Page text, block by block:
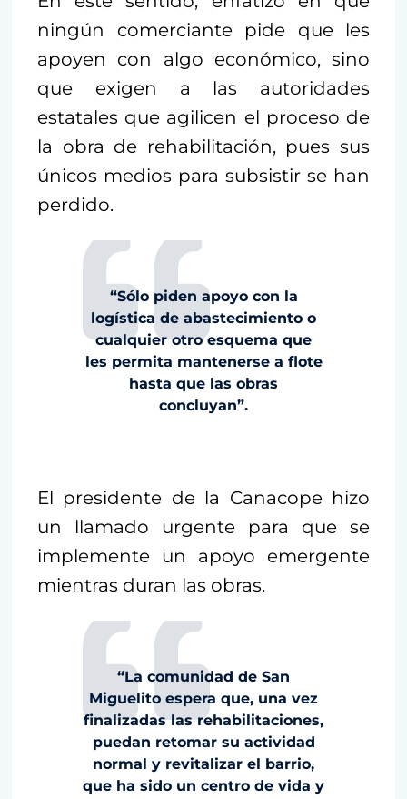
ningún comerciante pide que les
apoyen con algo económico, sino
que exigen a las autoridades
estatales que agilicen el proceso de
la obra de rehabilitación, pues sus
únicos medios para subsistir se han
perdido.
“Sólo piden apoyo con la
logística de abastecimiento o
cualquier otro esquema que
les permita mantenerse a flote
hasta que las obras
concluyan”.
El presidente de la Canacope hizo
un llamado urgente para que se
implemente un apoyo emergente
mientras duran las obras.
“La comunidad de San
Miguelito espera que, una vez
finalizadas las rehabilitaciones,
puedan retomar su actividad
normal y revitalizar el barrio,
que ha sido un centro de vida y